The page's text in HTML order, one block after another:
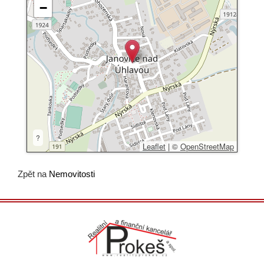
−
?
Leaflet | © OpenStreetMap
Zpět na Nemovitosti